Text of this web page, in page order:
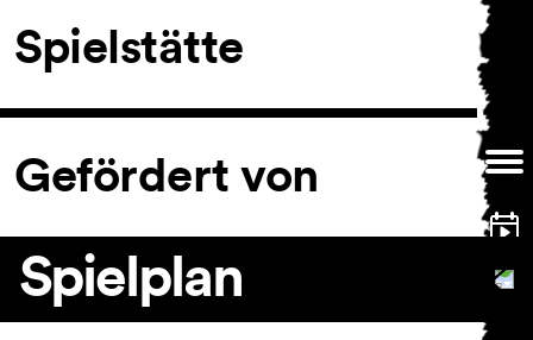
Spielstätte
Gefördert von
Spielplan